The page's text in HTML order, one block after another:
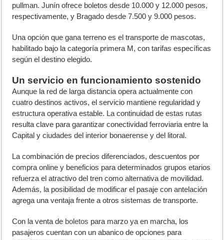
pullman. Junín ofrece boletos desde 10.000 y 12.000 pesos,
respectivamente, y Bragado desde 7.500 y 9.000 pesos.
Una opción que gana terreno es el transporte de mascotas,
habilitado bajo la categoría primera M, con tarifas específicas
según el destino elegido.
Un servicio en funcionamiento sostenido
Aunque la red de larga distancia opera actualmente con
cuatro destinos activos, el servicio mantiene regularidad y
estructura operativa estable. La continuidad de estas rutas
resulta clave para garantizar conectividad ferroviaria entre la
Capital y ciudades del interior bonaerense y del litoral.
La combinación de precios diferenciados, descuentos por
compra online y beneficios para determinados grupos etarios
refuerza el atractivo del tren como alternativa de movilidad.
Además, la posibilidad de modificar el pasaje con antelación
agrega una ventaja frente a otros sistemas de transporte.
Con la venta de boletos para marzo ya en marcha, los
pasajeros cuentan con un abanico de opciones para